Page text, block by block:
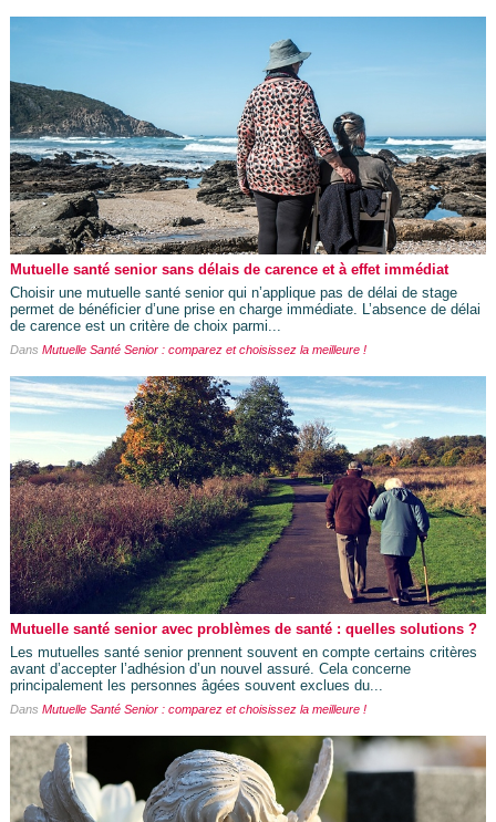
Mutuelle santé senior sans délais de carence et à effet immédiat
Choisir une mutuelle santé senior qui n’applique pas de délai de stage
permet de bénéficier d’une prise en charge immédiate. L’absence de délai
de carence est un critère de choix parmi...
Dans Mutuelle Santé Senior : comparez et choisissez la meilleure !
Mutuelle santé senior avec problèmes de santé : quelles solutions ?
Les mutuelles santé senior prennent souvent en compte certains critères
avant d’accepter l’adhésion d’un nouvel assuré. Cela concerne
principalement les personnes âgées souvent exclues du...
Dans Mutuelle Santé Senior : comparez et choisissez la meilleure !